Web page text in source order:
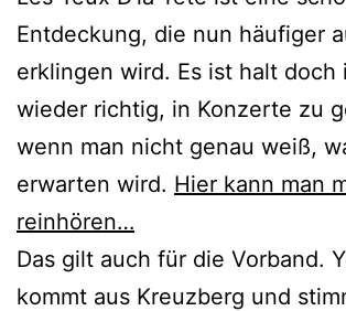
Entdeckung, die nun häufiger
erklingen wird. Es ist halt doch
wieder richtig, in Konzerte zu
wenn man nicht genau weiß,
erwarten wird. Hier kann man
reinhören…
Das gilt auch für die Vorband.
kommt aus Kreuzberg und